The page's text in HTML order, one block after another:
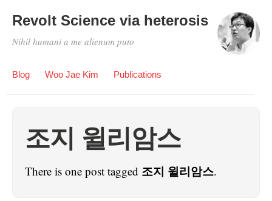
Revolt Science via heterosis
Nihil humani a me alienum puto
Blog Woo Jae Kim Publications
조지 윌리암스
There is one post tagged 조지 윌리암스.